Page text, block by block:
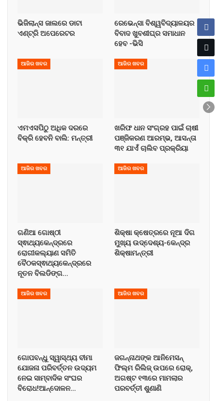
ଭିଜିଲାନ୍ସ ଜାଲରେ ଡାଟା
ଏଣ୍ଟ୍ରି ଅପେରେଟର
ରେଭେନ୍ସା ବିଶ୍ୱବିଦ୍ୟାଳୟର
ବିବାଦ ଖୁବଶୀଘ୍ର ସମାଧାନ
ହେବ -ଭିସି
ଆଜିର ଖବର
ଏମଏସପିଠୁ ଅଧିକ ଦରରେ
ବିକ୍ରି ହେବନି ବାଲି: ମନ୍ତ୍ରୀ
ଆଜିର ଖବର
ଖରିଫ ଧାନ ସଂଗ୍ରହ ପାଇଁ ଚାଷୀ
ପଞ୍ଜିକରଣ ଆରମ୍ଭ, ଆସନ୍ତା
୩୧ ଯାଏଁ ଚାଲିବ ପ୍ରକ୍ରିୟା
ଆଜିର ଖବର
ଗଣିଆ ଗୋଷ୍ଠୀ
ସ୍ଵାଥ୍ୟକେନ୍ଦ୍ରରେ
ରୋଗୀକଲ୍ୟାଣ ସମିତି
ବୈଠକସ୍ଵାଥ୍ୟକେନ୍ଦ୍ରରେ
ନୂତନ ବିଲଡିଙ୍ଗ…
ଆଜିର ଖବର
ଶିକ୍ଷା କ୍ଷେତ୍ରରେ ନୂଆ ଦିଗ
ମୁଖ୍ୟ ଉଦ୍ଦେଶ୍ୟ-କେନ୍ଦ୍ର
ଶିକ୍ଷାମନ୍ତ୍ରୀ
ଆଜିର ଖବର
ଗୋପବନ୍ଧୁ ସ୍ୱାସ୍ଥ୍ୟ ବୀମା
ଯୋଜନା ପରିବର୍ତ୍ତନ ଉଦ୍ୟମ
ନେଇ ସାମ୍ବାଦିକ ସଂଘର
ବିରୋଧ!ଆନ୍ଦୋଳନ…
ଆଜିର ଖବର
ଜଗନ୍ନାଥଙ୍କ ଆନିମେସନ୍
ଫିଲ୍ମ ରିଲିଜ୍ ଉପରେ ରୋକ୍,
ଅଗଷ୍ଟ ୧୩ରେ ମାମଲାର
ପରବର୍ତ୍ତୀ ଶୁଣାଣି